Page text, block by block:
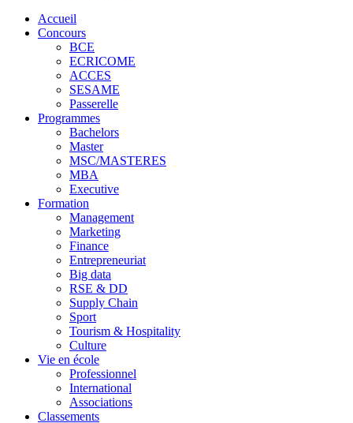
Accueil
Concours
BCE
ECRICOME
ACCES
SESAME
Passerelle
Programmes
Bachelors
Master
MSC/MASTERES
MBA
Executive
Formation
Management
Marketing
Finance
Entrepreneuriat
Big data
RSE & DD
Supply Chain
Sport
Tourism & Hospitality
Culture
Vie en école
Professionnel
International
Associations
Classements